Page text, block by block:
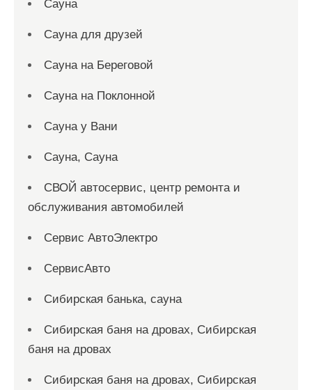
Сауна
Сауна для друзей
Сауна на Береговой
Сауна на Поклонной
Сауна у Вани
Сауна, Сауна
СВОЙ автосервис, центр ремонта и
обслуживания автомобилей
Сервис АвтоЭлектро
СервисАвто
Сибирская банька, сауна
Сибирская баня на дровах, Сибирская
баня на дровах
Сибирская баня на дровах, Сибирская